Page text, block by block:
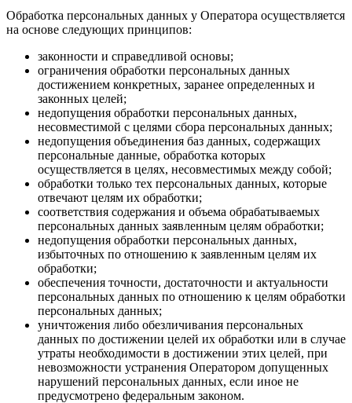
Обработка персональных данных у Оператора осуществляется
на основе следующих принципов:
законности и справедливой основы;
ограничения обработки персональных данных
достижением конкретных, заранее определенных и
законных целей;
недопущения обработки персональных данных,
несовместимой с целями сбора персональных данных;
недопущения объединения баз данных, содержащих
персональные данные, обработка которых
осуществляется в целях, несовместимых между собой;
обработки только тех персональных данных, которые
отвечают целям их обработки;
соответствия содержания и объема обрабатываемых
персональных данных заявленным целям обработки;
недопущения обработки персональных данных,
избыточных по отношению к заявленным целям их
обработки;
обеспечения точности, достаточности и актуальности
персональных данных по отношению к целям обработки
персональных данных;
уничтожения либо обезличивания персональных
данных по достижении целей их обработки или в случае
утраты необходимости в достижении этих целей, при
невозможности устранения Оператором допущенных
нарушений персональных данных, если иное не
предусмотрено федеральным законом.